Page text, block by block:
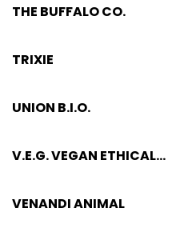
THE BUFFALO CO.
TRIXIE
UNION B.I.O.
V.E.G. VEGAN ETHICAL
VENANDI ANIMAL